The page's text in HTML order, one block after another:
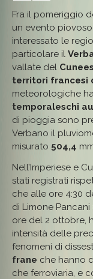
Fra il pomeriggio
un evento
interessato le
particolare il
vallate del
territori francesi
meteorologiche
temporaleschi
di pioggia sono
Verbano il
misurato 504,4
Nell’Imperiese e
stati registrati
che alle ore 4:30
di Limone Pancani
ore del 2 ottobre,
intensità delle
fenomeni di
frane che hanno
che ferroviaria, e